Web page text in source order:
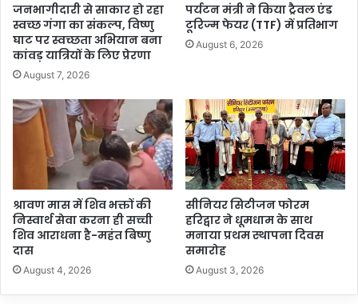
जनभागीदारी से साकार हो रहा
स्वच्छ गंगा का संकल्प, विष्णु
घाट पर स्वच्छता अभियान बना
कांवड़ यात्रियों के लिए प्रेरणा
August 7, 2026
पर्यटन मंत्री ने किया ट्रैवल एंड
टूरिज्म फेयर (TTF) में प्रतिभाग
August 6, 2026
श्रावण मास में शिव भक्तों की
निस्वार्थ सेवा करना ही सच्ची
शिव आराधना है-महंत बिष्णु
दास
August 4, 2026
सीनियर सिटीजन फोरम
हरिद्वार ने धूमधाम के साथ
मनाया प्रथम स्थापना दिवस
समारोह
August 3, 2026